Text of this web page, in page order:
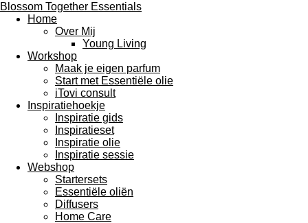
Blossom Together Essentials
Home
Over Mij
Young Living
Workshop
Maak je eigen parfum
Start met Essentiële olie
iTovi consult
Inspiratiehoekje
Inspiratie gids
Inspiratieset
Inspiratie olie
Inspiratie sessie
Webshop
Startersets
Essentiële oliën
Diffusers
Home Care